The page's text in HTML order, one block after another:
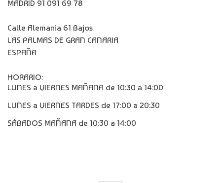
MADRID 91 091 69 78
Calle Alemania 61 Bajos
LAS PALMAS DE GRAN CANARIA
ESPAÑA
HORARIO:
LUNES a VIERNES MAÑANA de 10:30 a 14:00
LUNES a VIERNES TARDES de 17:00 a 20:30
SÁBADOS MAÑANA de 10:30 a 14:00